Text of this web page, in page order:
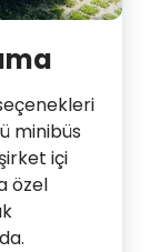
minibüs
içi
özel